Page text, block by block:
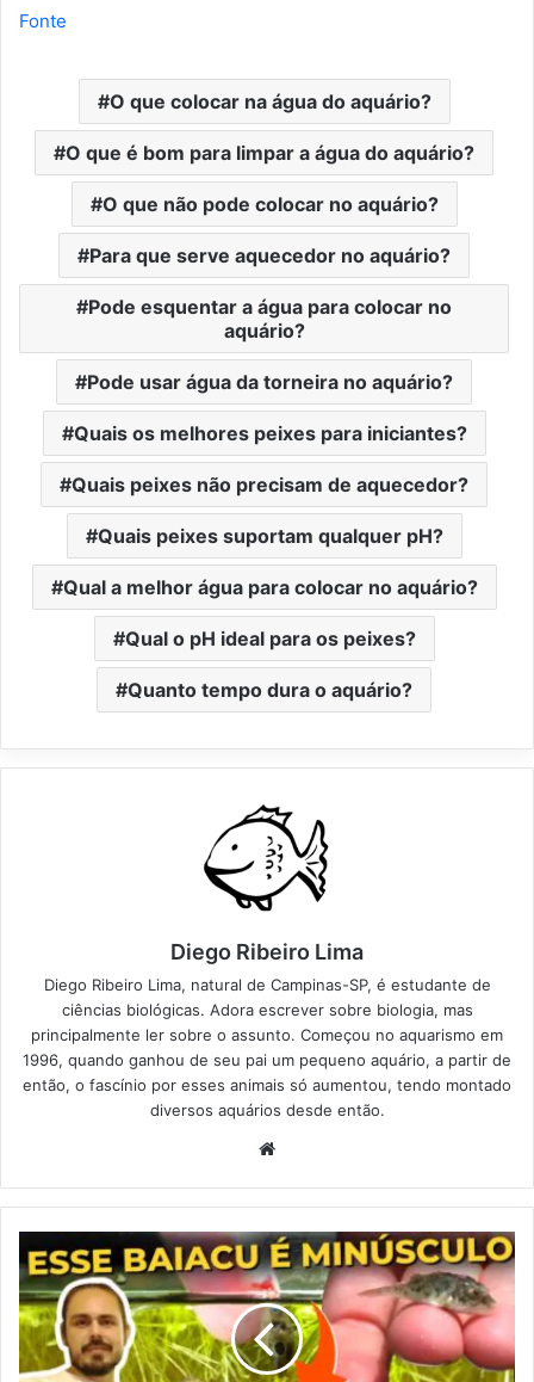
Fonte
O que colocar na água do aquário?
O que é bom para limpar a água do aquário?
O que não pode colocar no aquário?
Para que serve aquecedor no aquário?
Pode esquentar a água para colocar no
aquário?
Pode usar água da torneira no aquário?
Quais os melhores peixes para iniciantes?
Quais peixes não precisam de aquecedor?
Quais peixes suportam qualquer pH?
Qual a melhor água para colocar no aquário?
Qual o pH ideal para os peixes?
Quanto tempo dura o aquário?
Diego Ribeiro Lima
Diego Ribeiro Lima, natural de Campinas-SP, é estudante de
ciências biológicas. Adora escrever sobre biologia, mas
principalmente ler sobre o assunto. Começou no aquarismo em
1996, quando ganhou de seu pai um pequeno aquário, a partir de
então, o fascínio por esses animais só aumentou, tendo montado
diversos aquários desde então.
Website